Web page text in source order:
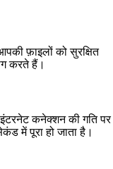
फ़ाइलों को सुरक्षित
करते हैं।
कनेक्शन की गति पर
में पूरा हो जाता है।